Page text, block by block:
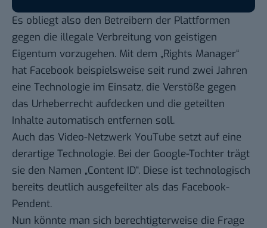
Es obliegt also den Betreibern der Plattformen
gegen die illegale Verbreitung von geistigen
Eigentum vorzugehen. Mit dem „Rights Manager“
hat Facebook beispielsweise seit rund zwei Jahren
eine Technologie im Einsatz, die Verstöße gegen
das Urheberrecht aufdecken und die geteilten
Inhalte automatisch entfernen soll.
Auch das Video-Netzwerk YouTube setzt auf eine
derartige Technologie. Bei der Google-Tochter trägt
sie den Namen „Content ID“. Diese ist technologisch
bereits deutlich ausgefeilter als das Facebook-
Pendent.
Nun könnte man sich berechtigterweise die Frage